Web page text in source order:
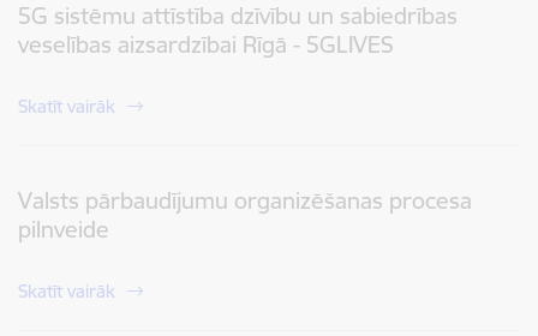
5G sistēmu attīstība dzīvību un sabiedrības
veselības aizsardzībai Rīgā - 5GLIVES
Skatīt vairāk
Valsts pārbaudījumu organizēšanas procesa
pilnveide
Skatīt vairāk